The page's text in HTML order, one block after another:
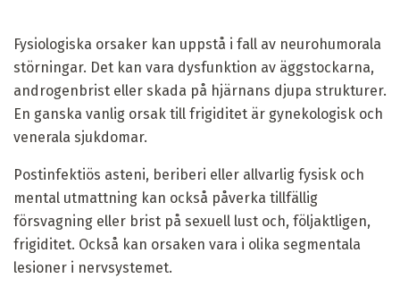
Fysiologiska orsaker kan uppstå i fall av neurohumorala
störningar. Det kan vara dysfunktion av äggstockarna,
androgenbrist eller skada på hjärnans djupa strukturer.
En ganska vanlig orsak till frigiditet är gynekologisk och
venerala sjukdomar.
Postinfektiös asteni, beriberi eller allvarlig fysisk och
mental utmattning kan också påverka tillfällig
försvagning eller brist på sexuell lust och, följaktligen,
frigiditet. Också kan orsaken vara i olika segmentala
lesioner i nervsystemet.